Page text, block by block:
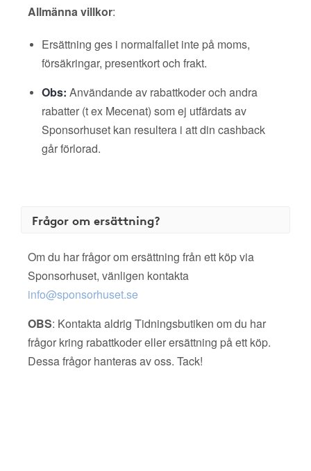
Allmänna villkor:
Ersättning ges i normalfallet inte på moms,
försäkringar, presentkort och frakt.
Obs: Användande av rabattkoder och andra
rabatter (t ex Mecenat) som ej utfärdats av
Sponsorhuset kan resultera i att din cashback
går förlorad.
Frågor om ersättning?
Om du har frågor om ersättning från ett köp via
Sponsorhuset, vänligen kontakta
info@sponsorhuset.se
OBS: Kontakta aldrig Tidningsbutiken om du har
frågor kring rabattkoder eller ersättning på ett köp.
Dessa frågor hanteras av oss. Tack!